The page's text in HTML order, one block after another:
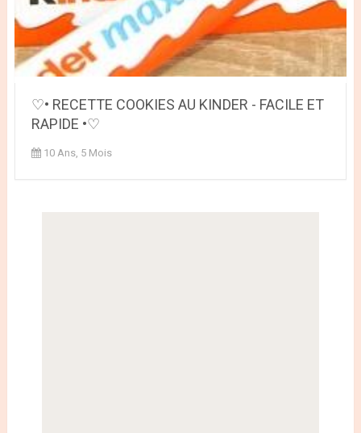
♡• RECETTE COOKIES AU KINDER - FACILE ET
RAPIDE •♡
10 Ans, 5 Mois